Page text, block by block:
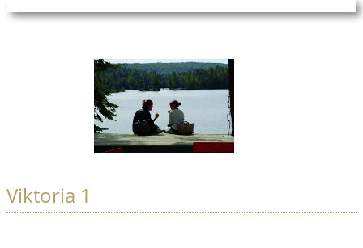
Viktoria 1